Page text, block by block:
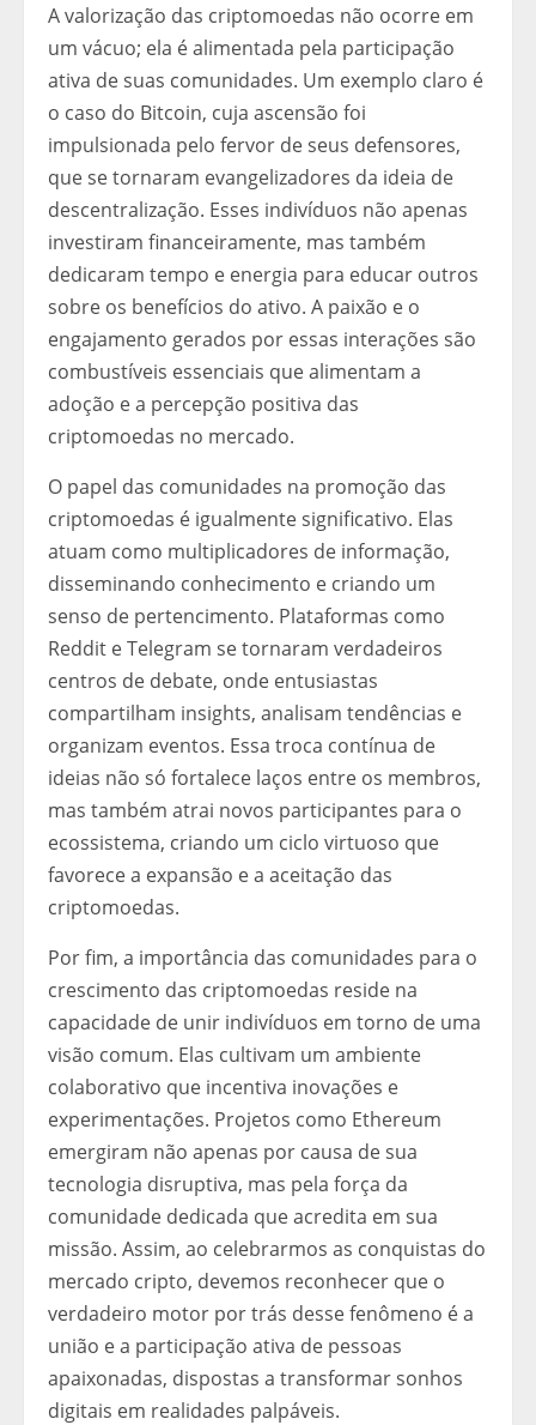
A valorização das criptomoedas não ocorre em
um vácuo; ela é alimentada pela participação
ativa de suas comunidades. Um exemplo claro é
o caso do Bitcoin, cuja ascensão foi
impulsionada pelo fervor de seus defensores,
que se tornaram evangelizadores da ideia de
descentralização. Esses indivíduos não apenas
investiram financeiramente, mas também
dedicaram tempo e energia para educar outros
sobre os benefícios do ativo. A paixão e o
engajamento gerados por essas interações são
combustíveis essenciais que alimentam a
adoção e a percepção positiva das
criptomoedas no mercado.
O papel das comunidades na promoção das
criptomoedas é igualmente significativo. Elas
atuam como multiplicadores de informação,
disseminando conhecimento e criando um
senso de pertencimento. Plataformas como
Reddit e Telegram se tornaram verdadeiros
centros de debate, onde entusiastas
compartilham insights, analisam tendências e
organizam eventos. Essa troca contínua de
ideias não só fortalece laços entre os membros,
mas também atrai novos participantes para o
ecossistema, criando um ciclo virtuoso que
favorece a expansão e a aceitação das
criptomoedas.
Por fim, a importância das comunidades para o
crescimento das criptomoedas reside na
capacidade de unir indivíduos em torno de uma
visão comum. Elas cultivam um ambiente
colaborativo que incentiva inovações e
experimentações. Projetos como Ethereum
emergiram não apenas por causa de sua
tecnologia disruptiva, mas pela força da
comunidade dedicada que acredita em sua
missão. Assim, ao celebrarmos as conquistas do
mercado cripto, devemos reconhecer que o
verdadeiro motor por trás desse fenômeno é a
união e a participação ativa de pessoas
apaixonadas, dispostas a transformar sonhos
digitais em realidades palpáveis.